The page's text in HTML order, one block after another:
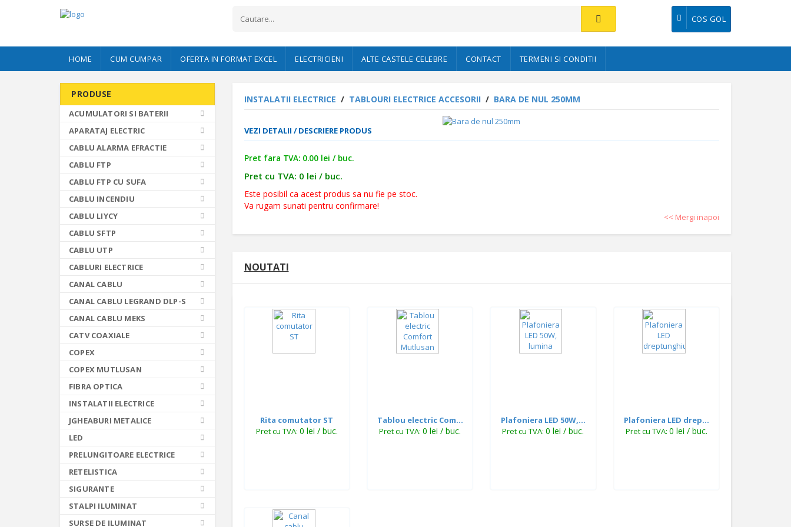
COS GOL
HOME CUM CUMPAR OFERTA IN FORMAT EXCEL ELECTRICIENI ALTE CASTELE CELEBRE CONTACT TERMENI SI CONDITII
PRODUSE
ACUMULATORI SI BATERII
APARATAJ ELECTRIC
CABLU ALARMA EFRACTIE
CABLU FTP
CABLU FTP CU SUFA
CABLU INCENDIU
CABLU LIYCY
CABLU SFTP
CABLU UTP
CABLURI ELECTRICE
CANAL CABLU
CANAL CABLU LEGRAND DLP-S
CANAL CABLU MEKS
CATV COAXIALE
COPEX
COPEX MUTLUSAN
FIBRA OPTICA
INSTALATII ELECTRICE
JGHEABURI METALICE
LED
PRELUNGITOARE ELECTRICE
RETELISTICA
SIGURANTE
STALPI ILUMINAT
SURSE DE ILUMINAT
INSTALATII ELECTRICE / TABLOURI ELECTRICE ACCESORII / BARA DE NUL 250MM
VEZI DETALII / DESCRIERE PRODUS
Pret fara TVA: 0.00 lei / buc.
Pret cu TVA: 0 lei / buc.
Este posibil ca acest produs sa nu fie pe stoc.
Va rugam sunati pentru confirmare!
<< Mergi inapoi
NOUTATI
Rita comutator ST
Pret cu TVA: 0 lei / buc.
Tablou electric Com...
Pret cu TVA:0 lei / buc.
Plafoniera LED 50W,...
Pret cu TVA:0 lei / buc.
Plafoniera LED drep...
Pret cu TVA: 0 lei / buc.